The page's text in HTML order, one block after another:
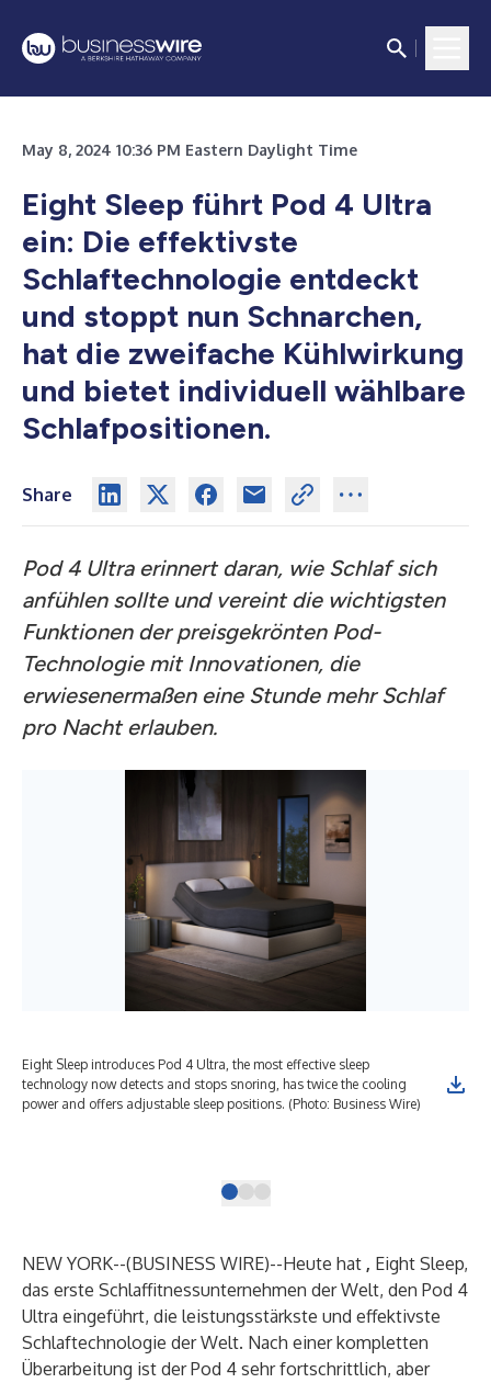
May 8, 2024 10:36 PM Eastern Daylight Time
Eight Sleep führt Pod 4 Ultra
ein: Die effektivste
Schlaftechnologie entdeckt
und stoppt nun Schnarchen,
hat die zweifache Kühlwirkung
und bietet individuell wählbare
Schlafpositionen.
Share
Pod 4 Ultra erinnert daran, wie Schlaf sich
anfühlen sollte und vereint die wichtigsten
Funktionen der preisgekrönten Pod-
Technologie mit Innovationen, die
erwiesenermaßen eine Stunde mehr Schlaf
pro Nacht erlauben.
Eight Sleep introduces Pod 4 Ultra, the most effective sleep
technology now detects and stops snoring, has twice the cooling
power and offers adjustable sleep positions. (Photo: Business Wire)
NEW YORK--(BUSINESS WIRE)--Heute hat , Eight Sleep,
das erste Schlaffitnessunternehmen der Welt, den Pod 4
Ultra eingeführt, die leistungsstärkste und effektivste
Schlaftechnologie der Welt. Nach einer kompletten
Überarbeitung ist der Pod 4 sehr fortschrittlich, aber